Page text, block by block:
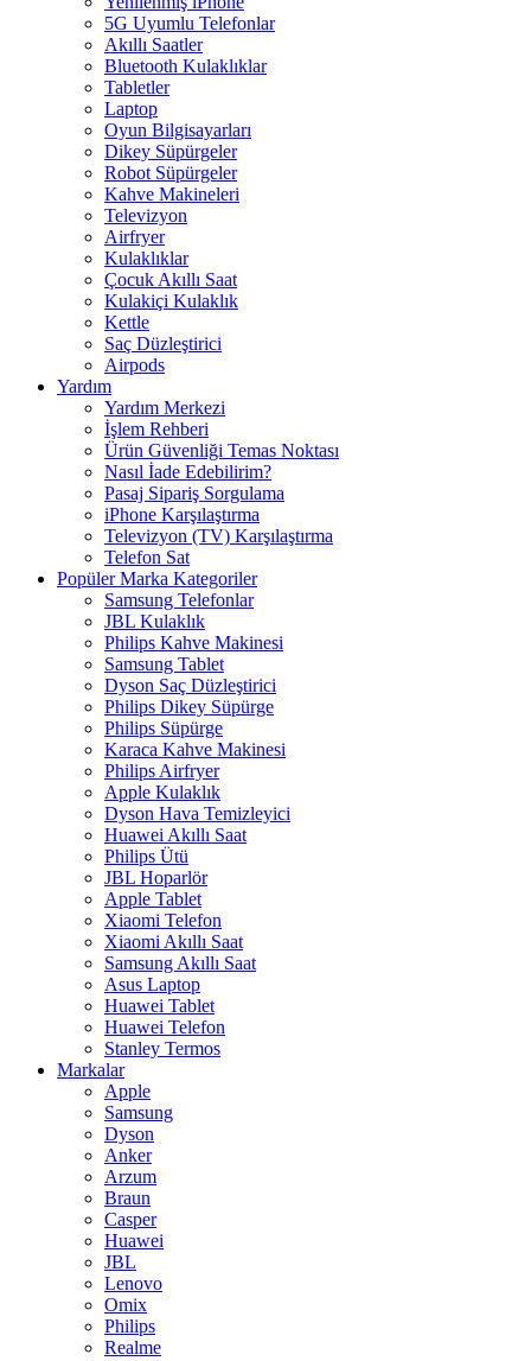
5G Uyumlu Telefonlar
Akıllı Saatler
Bluetooth Kulaklıklar
Tabletler
Laptop
Oyun Bilgisayarları
Dikey Süpürgeler
Robot Süpürgeler
Kahve Makineleri
Televizyon
Airfryer
Kulaklıklar
Çocuk Akıllı Saat
Kulakiçi Kulaklık
Kettle
Saç Düzleştirici
Airpods
Yardım
Yardım Merkezi
İşlem Rehberi
Ürün Güvenliği Temas Noktası
Nasıl İade Edebilirim?
Pasaj Sipariş Sorgulama
iPhone Karşılaştırma
Televizyon (TV) Karşılaştırma
Telefon Sat
Popüler Marka Kategoriler
Samsung Telefonlar
JBL Kulaklık
Philips Kahve Makinesi
Samsung Tablet
Dyson Saç Düzleştirici
Philips Dikey Süpürge
Philips Süpürge
Karaca Kahve Makinesi
Philips Airfryer
Apple Kulaklık
Dyson Hava Temizleyici
Huawei Akıllı Saat
Philips Ütü
JBL Hoparlör
Apple Tablet
Xiaomi Telefon
Xiaomi Akıllı Saat
Samsung Akıllı Saat
Asus Laptop
Huawei Tablet
Huawei Telefon
Stanley Termos
Markalar
Apple
Samsung
Dyson
Anker
Arzum
Braun
Casper
Huawei
JBL
Lenovo
Omix
Philips
Realme